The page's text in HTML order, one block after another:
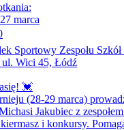
marca
Sportowy Zespołu
ul. Wici 45, Łódź
💓
(28-29 marca)
Jakubiec z
i konkursy.